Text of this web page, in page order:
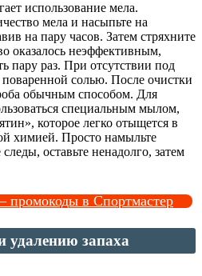
использование мела.
мела и насыпьте на
на пару часов. Затем стряхните
оказалось неэффективным,
пару раз. При отсутствии под
поваренной солью. После очистки
обычным способом. Для
специальным мылом,
которое легко отыщется в
химией. Просто намыльте
оставьте ненадолго, затем
в Спортмастер
удалению запаха